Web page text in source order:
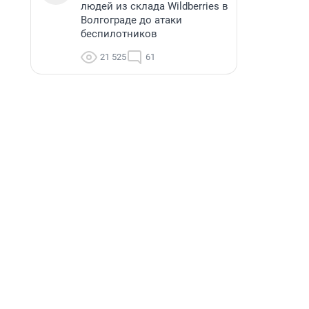
людей из склада Wildberries в
Волгограде до атаки
беспилотников
21 525 61